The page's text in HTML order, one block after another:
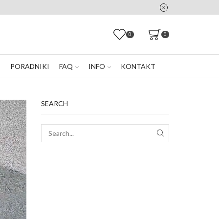
0 0
PORADNIKI FAQ INFO KONTAKT
SEARCH
SEARCH